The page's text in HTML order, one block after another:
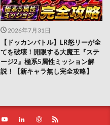
2026年7月31日
【ドッカンバトル】LR怒リーが全
てを破壊！開眼する大魔王『ステ
ージ2』極系5属性ミッション解
説！【新キャラ無し完全攻略】